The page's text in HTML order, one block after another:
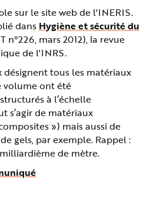
sur le site web de l'INERIS.
dans Hygiène et sécurité du
n°226, mars 2012), la revue
de l'INRS.
désignent tous les matériaux
volume ont été
à l’échelle
s’agir de matériaux
») mais aussi de
gels, par exemple. Rappel :
de mètre.